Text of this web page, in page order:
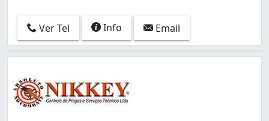
Ver Tel Info Email